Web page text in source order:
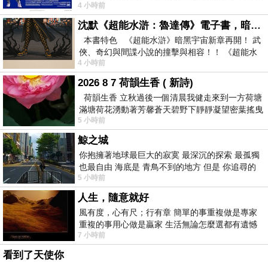
起來，以前根本就很難有這
4 小時前
沈默《超能水滸：魯達傳》電子書，暗黑宇宙新章，一一五年八月璀璨上架！
本書特色 《超能水滸》暗黑宇宙新章再開！ 武
俠、奇幻與間諜小說的撞擊與相容！！ 《超能水
滸》系列第四部
4 小時前
2026 8 7 荷韻生香 ( 新詩)
荷韻生香 立秋過後一個清晨我健走來到一方荷塘
滿塘荷花湧動著芳馨蒼天碧野下靜靜凝望密葉搖曳
幽泉中復有蛙鳴嘓嘓水波裡搖曳
5 小時前
鯨之城
你抱擁著地球最巨大的寂寞 最深沉的探索 最孤獨
也最自由 海底是 青鳥不到的地方 但是 你追尋的
幸福 可以比珍珠更
5 小時前
人生，隨意就好
風有度，心有尺；行有章 簡單的事重複做是專家
重複的事用心做是贏家 生活無論怎麼選都有遺憾
所以開心就好 生活不會辜負認真
7 小時前
看到了天使你